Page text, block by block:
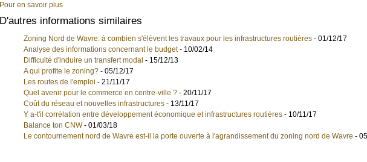
Pour en savoir plus
D'autres informations similaires
Zoning Nord de Wavre: à combien s'élèvent les travaux pour les infrastructures routières - 01/12/17
Analyse des informations concernant le budget- 10/02/14
Difficulté d'induire un transfert modal - 15/12/13
A qui profite le zoning? - 05/12/17
Les routes de l'emploi - 21/11/17
Quel avenir pour le commerce en centre-ville ? - 20/11/17
Coût du réseau et nouvelles infrastructures - 13/11/17
Y a-t'il corrélation entre développement économique et infrastructures routières - 10/11/17
Balance ton CNW- 01/03/18
Le contournement nord de Wavre est-il la porte ouverte à l'agrandissement du zoning nord de Wavre -